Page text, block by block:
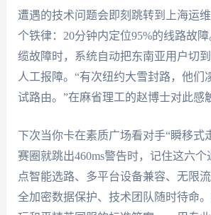
遭遇的技术问题会即刻跳转到上海运
个铁律：20分钟内定位95%的线路故
缆故障时，系统自动把东南亚用户切
人工报障。“有次纽约大雪封路，他们
试路由。”在麻省理工的赵博士对此感
下次当你卡在素质广场看对手“瞬移式
赛圈就跳出460ms警告时，记住这六
点智能选路、多平台设备兼容、无限
全加密数据保护、技术团队随时待命